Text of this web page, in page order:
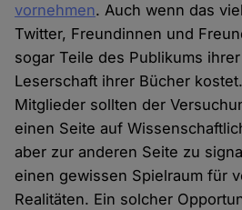
vornehmen. Auch wenn das
Twitter, Freundinnen und
sogar Teile des Publikums
Leserschaft ihrer Bücher
Mitglieder sollten der
einen Seite auf
aber zur anderen Seite zu
einen gewissen Spielraum für
Realitäten. Ein solcher